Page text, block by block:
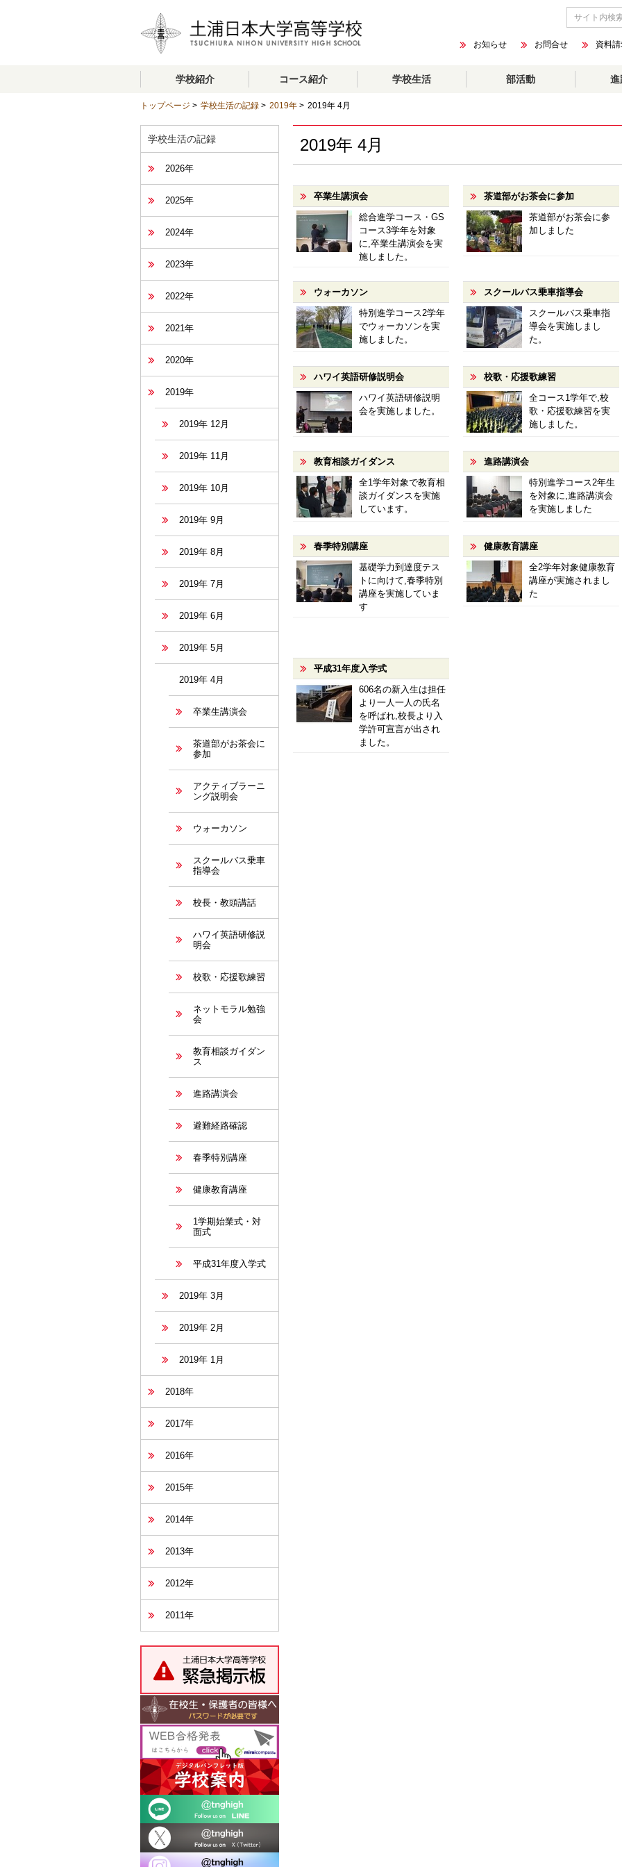
お知らせ お問合せ 資料
学校紹介 コース紹介 学校生活 部活動 進
トップページ > 学校生活の記録 > 2019年 > 2019年 4月
2019年 4月
卒業生講演会
総合進学コース・GS
コース3学年を対象
に,卒業生講演会を実
施しました。
茶道部がお茶会に参加
茶道部がお茶会に参
加しました
ウォーカソン
特別進学コース2学年
でウォーカソンを実
施しました。
スクールバス乗車指導会
スクールバス乗車指
導会を実施しまし
た。
ハワイ英語研修説明会
ハワイ英語研修説明
会を実施しました。
校歌・応援歌練習
全コース1学年で,校
歌・応援歌練習を実
施しました。
教育相談ガイダンス
全1学年対象で教育相
談ガイダンスを実施
しています。
進路講演会
特別進学コース2年生
を対象に,進路講演会
を実施しました
春季特別講座
基礎学力到達度テス
トに向けて,春季特別
講座を実施していま
す
健康教育講座
全2学年対象健康教育
講座が実施されまし
た
平成31年度入学式
606名の新入生は担任
より一人一人の氏名
を呼ばれ,校長より入
学許可宣言が出され
ました。
学校生活の記録
2026年
2025年
2024年
2023年
2022年
2021年
2020年
2019年
2019年 12月
2019年 11月
2019年 10月
2019年 9月
2019年 8月
2019年 7月
2019年 6月
2019年 5月
2019年 4月
卒業生講演会
茶道部がお茶会に
参加
アクティブラーニ
ング説明会
ウォーカソン
スクールバス乗車
指導会
校長・教頭講話
ハワイ英語研修説
明会
校歌・応援歌練習
ネットモラル勉強
会
教育相談ガイダン
ス
進路講演会
避難経路確認
春季特別講座
健康教育講座
1学期始業式・対
面式
平成31年度入学式
2019年 3月
2019年 2月
2019年 1月
2018年
2017年
2016年
2015年
2014年
2013年
2012年
2011年